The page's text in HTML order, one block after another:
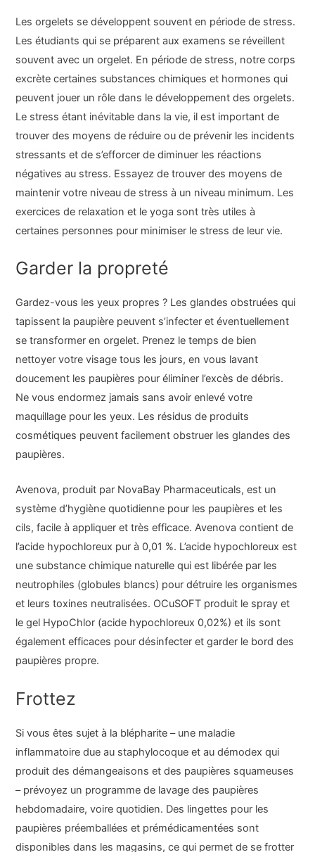
Les orgelets se développent souvent en période de stress.
Les étudiants qui se préparent aux examens se réveillent
souvent avec un orgelet. En période de stress, notre corps
excrète certaines substances chimiques et hormones qui
peuvent jouer un rôle dans le développement des orgelets.
Le stress étant inévitable dans la vie, il est important de
trouver des moyens de réduire ou de prévenir les incidents
stressants et de s’efforcer de diminuer les réactions
négatives au stress. Essayez de trouver des moyens de
maintenir votre niveau de stress à un niveau minimum. Les
exercices de relaxation et le yoga sont très utiles à
certaines personnes pour minimiser le stress de leur vie.
Garder la propreté
Gardez-vous les yeux propres ? Les glandes obstruées qui
tapissent la paupière peuvent s’infecter et éventuellement
se transformer en orgelet. Prenez le temps de bien
nettoyer votre visage tous les jours, en vous lavant
doucement les paupières pour éliminer l’excès de débris.
Ne vous endormez jamais sans avoir enlevé votre
maquillage pour les yeux. Les résidus de produits
cosmétiques peuvent facilement obstruer les glandes des
paupières.
Avenova, produit par NovaBay Pharmaceuticals, est un
système d’hygiène quotidienne pour les paupières et les
cils, facile à appliquer et très efficace. Avenova contient de
l’acide hypochloreux pur à 0,01 %. L’acide hypochloreux est
une substance chimique naturelle qui est libérée par les
neutrophiles (globules blancs) pour détruire les organismes
et leurs toxines neutralisées. OCuSOFT produit le spray et
le gel HypoChlor (acide hypochloreux 0,02%) et ils sont
également efficaces pour désinfecter et garder le bord des
paupières propre.
Frottez
Si vous êtes sujet à la blépharite – une maladie
inflammatoire due au staphylocoque et au démodex qui
produit des démangeaisons et des paupières squameuses
– prévoyez un programme de lavage des paupières
hebdomadaire, voire quotidien. Des lingettes pour les
paupières préemballées et prémédicamentées sont
disponibles dans les magasins, ce qui permet de se frotter